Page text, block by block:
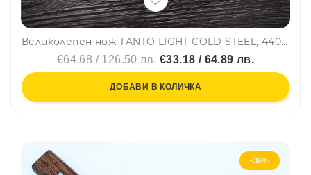
Великолепен нож TANTO LIGHT COLD STEEL, 440C, кания KYDEX, кутия
€64.68 / 126.50 лв.€33.18 / 64.89 лв.
ДОБАВИ В КОЛИЧКА
-36%